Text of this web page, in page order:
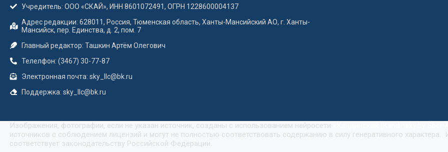
Учредитель: ООО «СКАЙ», ИНН 8601072491, ОГРН 1228600004137
Адрес редакции: 628011, Россия, Тюменская область, Ханты-Мансийский АО, г. Ханты-
Мансийск, пер. Единства, д. 2, пом. 7
Главный редактор: Ташкин Артём Олегович
Телелфон: (3467) 30-77-87
Электронная почта: sky_llc@bk.ru
Поддержка: sky_llc@bk.ru
Изображения, фотографии, если не указан источник, созданы с использованием нейросети
источников с соблюдением лицензий и могут не полностью соответствовать содержанию в силу генеративного
соответствует законодательству Российской Федерации.